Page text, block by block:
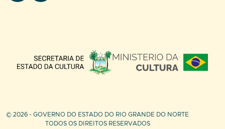
Parceiros
© 2026 - GOVERNO DO ESTADO DO RIO GRANDE DO NORTE
TODOS OS DIREITOS RESERVADOS